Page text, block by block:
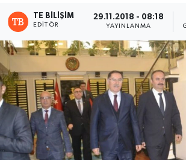
TE BILIŞIM
EDITÖR
29.11.2018 - 08:18
YAYINLANMA